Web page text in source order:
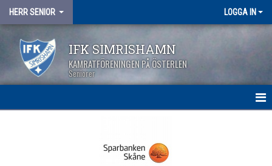
HERR SENIOR LOGGA IN
IFK SIMRISHAMN
KAMRATFÖRENINGEN PÅ ÖSTERLEN
Seniorer